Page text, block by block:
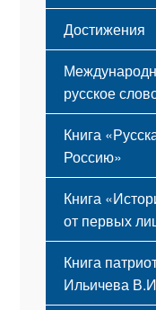
Достижения
русское
Книга
Россию»
Книга
от первых
Книга
Ильичева